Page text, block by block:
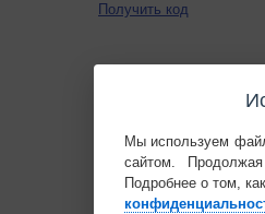
Получить код
Мы используем
сайтом.
Подробнее о том,